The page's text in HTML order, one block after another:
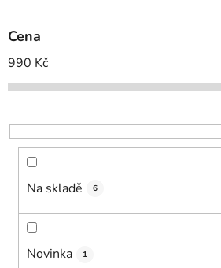
p
r
o
d
k
t
Cena
990 Kč
Na skladě 6
Novinka 1